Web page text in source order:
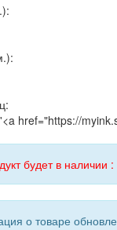
href="https://
будет в наличии
о товаре